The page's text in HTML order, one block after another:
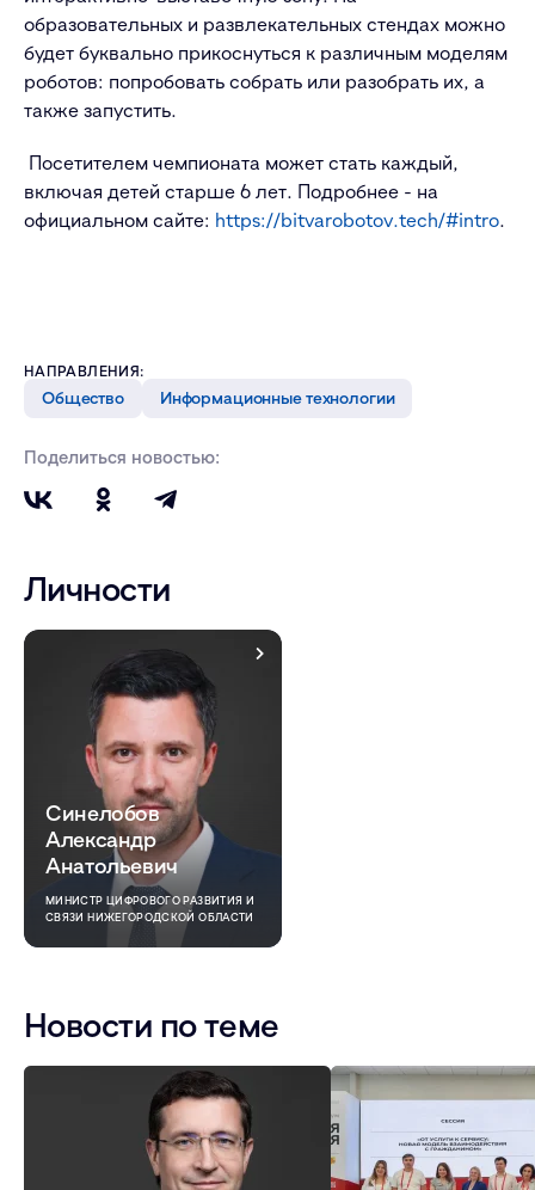
образовательных и развлекательных стендах можно
будет буквально прикоснуться к различным моделям
роботов: попробовать собрать или разобрать их, а
также запустить.
Посетителем чемпионата может стать каждый,
включая детей старше 6 лет. Подробнее - на
официальном сайте: https://bitvarobotov.tech/#intro.
НАПРАВЛЕНИЯ:
Общество Информационные технологии
Поделиться новостью:
Личности
Синелобов
Александр
Анатольевич
МИНИСТР ЦИФРОВОГО РАЗВИТИЯ И
СВЯЗИ НИЖЕГОРОДСКОЙ ОБЛАСТИ
Новости по теме